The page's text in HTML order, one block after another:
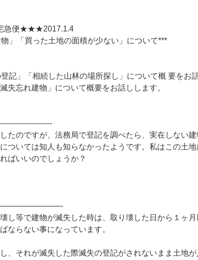
急便★★★2017.1.4
」「買った土地の面積が少ない」について***
記」「相続した山林の場所探し」について概 要をお話
失忘れ建物」について概要をお話しします。
たのですが、法務局で登記を調べたら、実在しない
ついては知人も知らなかったようです。私はこの土
ばいいのでしょうか？
し等で建物が滅失した時は、取り壊した日から１ヶ
ならない事になっています。
、それが滅失した際滅失の登記がされないまま土地